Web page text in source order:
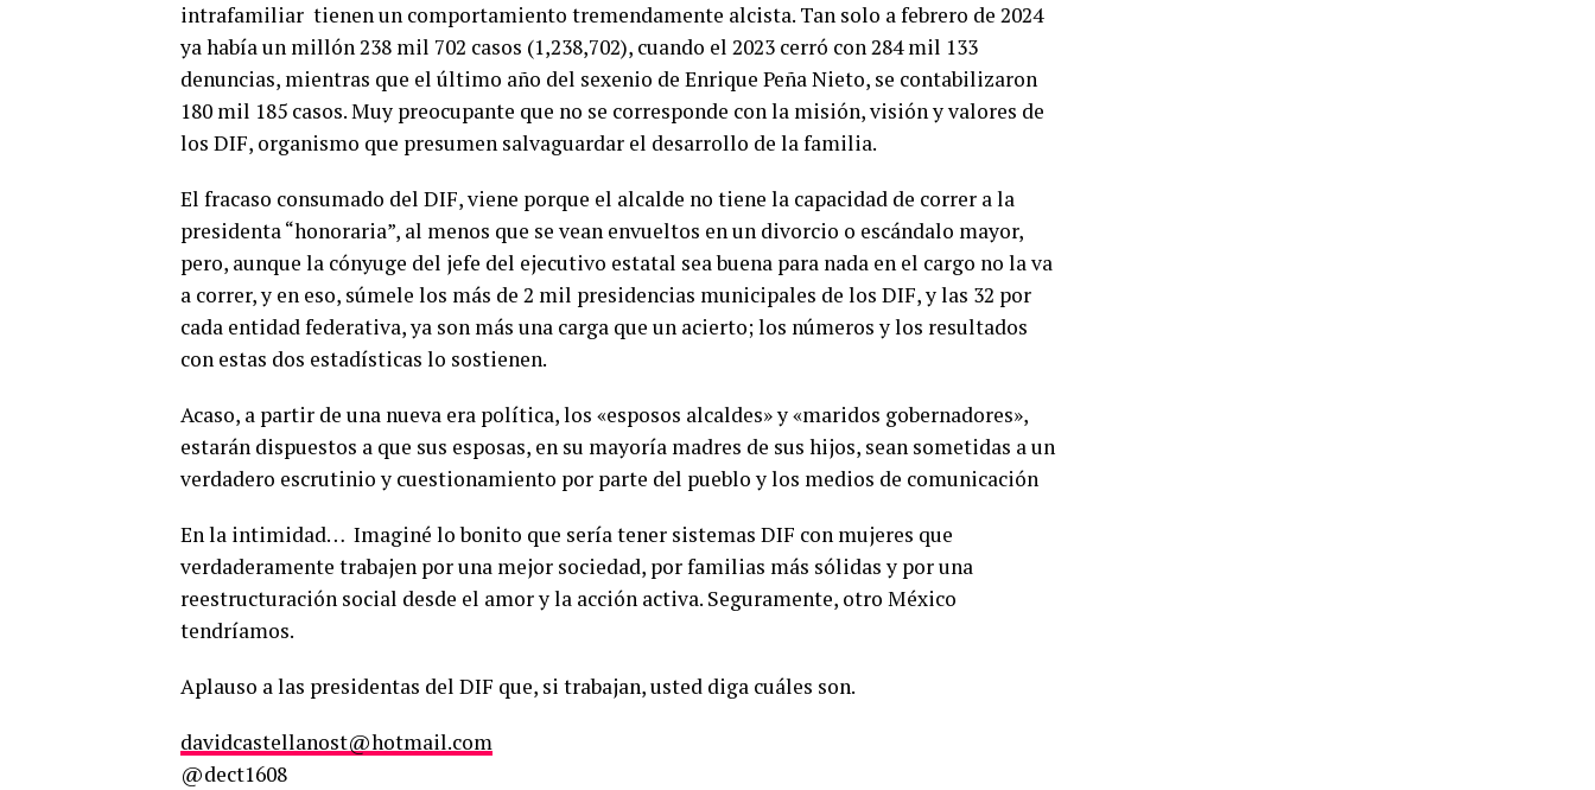
intrafamiliar tienen un comportamiento tremendamente alcista. Tan solo a febrero de 2024
ya había un millón 238 mil 702 casos (1,238,702), cuando el 2023 cerró con 284 mil 133
denuncias, mientras que el último año del sexenio de Enrique Peña Nieto, se contabilizaron
180 mil 185 casos. Muy preocupante que no se corresponde con la misión, visión y valores de
los DIF, organismo que presumen salvaguardar el desarrollo de la familia.
El fracaso consumado del DIF, viene porque el alcalde no tiene la capacidad de correr a la
presidenta “honoraria”, al menos que se vean envueltos en un divorcio o escándalo mayor,
pero, aunque la cónyuge del jefe del ejecutivo estatal sea buena para nada en el cargo no la va
a correr, y en eso, súmele los más de 2 mil presidencias municipales de los DIF, y las 32 por
cada entidad federativa, ya son más una carga que un acierto; los números y los resultados
con estas dos estadísticas lo sostienen.
Acaso, a partir de una nueva era política, los «esposos alcaldes» y «maridos gobernadores»,
estarán dispuestos a que sus esposas, en su mayoría madres de sus hijos, sean sometidas a un
verdadero escrutinio y cuestionamiento por parte del pueblo y los medios de comunicación
En la intimidad… Imaginé lo bonito que sería tener sistemas DIF con mujeres que
verdaderamente trabajen por una mejor sociedad, por familias más sólidas y por una
reestructuración social desde el amor y la acción activa. Seguramente, otro México
tendríamos.
Aplauso a las presidentas del DIF que, si trabajan, usted diga cuáles son.
davidcastellanost@hotmail.com
@dect1608